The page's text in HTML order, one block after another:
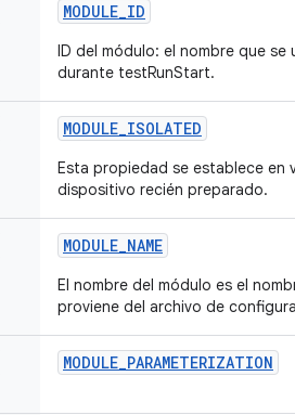
MODULE_ID
ID del módulo: el nombre que
durante testRunStart.
MODULE_ISOLATED
Esta propiedad se establece en
dispositivo recién preparado.
MODULE_NAME
El nombre del módulo es el
proviene del archivo de
MODULE_PARAMETERIZATION